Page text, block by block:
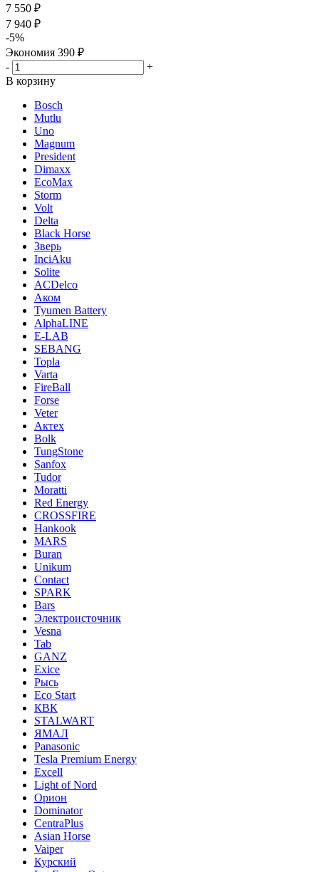
7 550 ₽
7 940 ₽
-5%
Экономия 390 ₽
-
+
В корзину
Bosch
Mutlu
Uno
Magnum
President
Dimaxx
EcoMax
Storm
Volt
Delta
Black Horse
Зверь
InciAku
Solite
ACDelco
Аком
Tyumen Battery
AlphaLINE
E-LAB
SEBANG
Topla
Varta
FireBall
Forse
Veter
Актех
Bolk
TungStone
Sanfox
Tudor
Moratti
Red Energy
CROSSFIRE
Hankook
MARS
Buran
Unikum
Contact
SPARK
Bars
Электроисточник
Vesna
Tab
GANZ
Exice
Рысь
Eco Start
КВК
STALWART
ЯМАЛ
Panasonic
Tesla Premium Energy
Excell
Light of Nord
Орион
Dominator
CentraPlus
Asian Horse
Vaiper
Курский